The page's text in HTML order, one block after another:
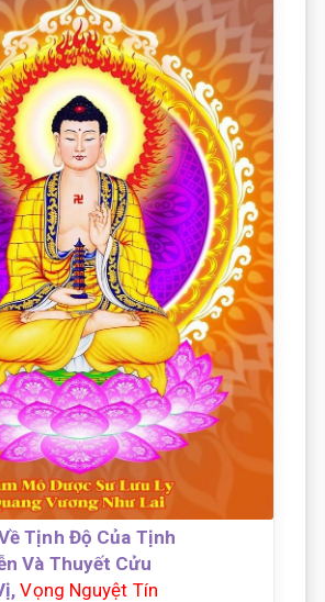
Tịnh Độ Của Tịnh
Và Thuyết Cửu
Vọng Nguyệt Tín